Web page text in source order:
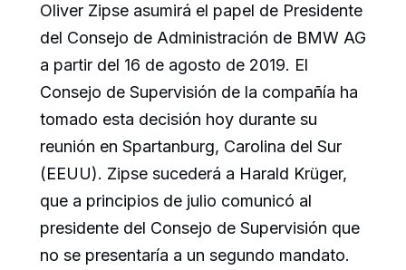
Oliver Zipse asumirá el papel de Presidente
del Consejo de Administración de BMW AG
a partir del 16 de agosto de 2019. El
Consejo de Supervisión de la compañía ha
tomado esta decisión hoy durante su
reunión en Spartanburg, Carolina del Sur
(EEUU). Zipse sucederá a Harald Krüger,
que a principios de julio comunicó al
presidente del Consejo de Supervisión que
no se presentaría a un segundo mandato.